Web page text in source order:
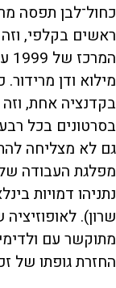
כחול־לבן תפסה
ראשים בקלפי,
מילוא ודן
בקדנציה אחת, וזה
בסרטונים בכל
גם לא מצליחה
מפלגת העבודה
נתניהו דמויות
שרון).
מתוקשר עם
החזרת גופתו של